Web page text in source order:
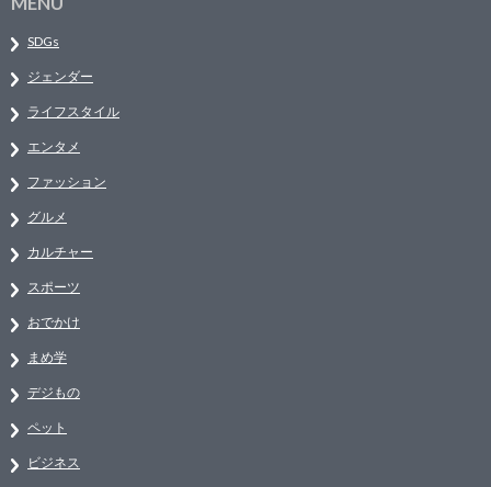
SDGs
ジェンダー
ライフスタイル
エンタメ
ファッション
グルメ
カルチャー
スポーツ
おでかけ
まめ学
デジもの
ペット
ビジネス